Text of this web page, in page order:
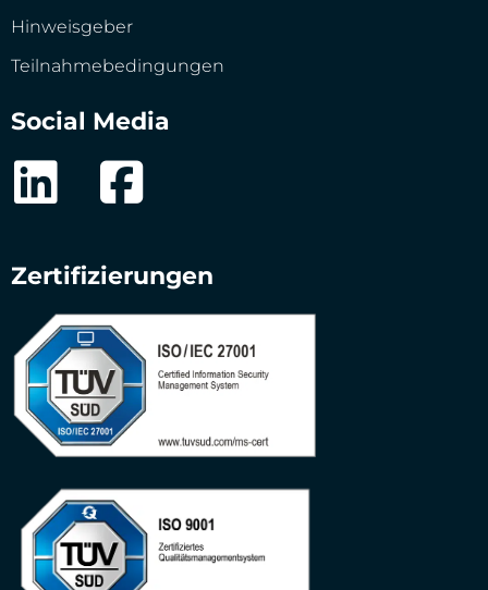
Hinweisgeber
Teilnahmebedingungen
Social Media
Zertifizierungen